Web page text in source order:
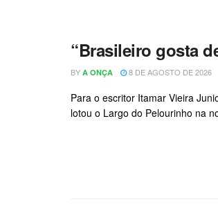
“Brasileiro gosta
BY A ONÇA 8 DE AGOSTO DE 2026
Para o escritor Itamar Vieira
lotou o Largo do Pelourinho na